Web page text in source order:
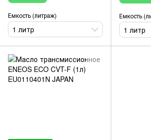
Емкость (литраж)
1 литр
Емкость
1 литр